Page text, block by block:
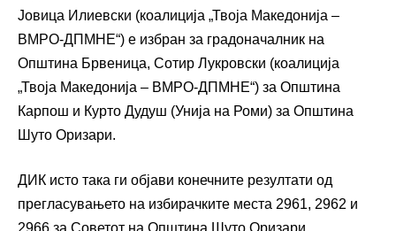
Јовица Илиевски (коалиција „Твоја Македонија –
ВМРО-ДПМНЕ“) е избран за градоначалник на
Општина Брвеница, Сотир Лукровски (коалиција
„Твоја Македонија – ВМРО-ДПМНЕ“) за Општина
Карпош и Курто Дудуш (Унија на Роми) за Општина
Шуто Оризари.
ДИК исто така ги објави конечните резултати од
прегласувањето на избирачките места 2961, 2962 и
2966 за Советот на Општина Шуто Оризари,